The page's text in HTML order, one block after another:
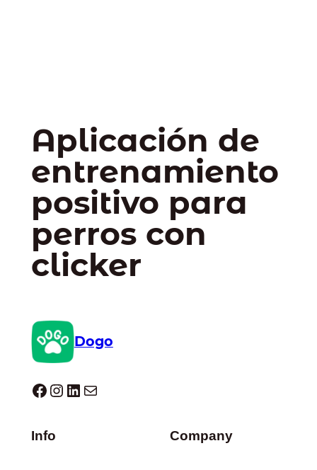
Aplicación de
entrenamiento
positivo para
perros con
clicker
Dogo
Dogo facebook InstagramLinkedIn Correo electrónico
Info Company